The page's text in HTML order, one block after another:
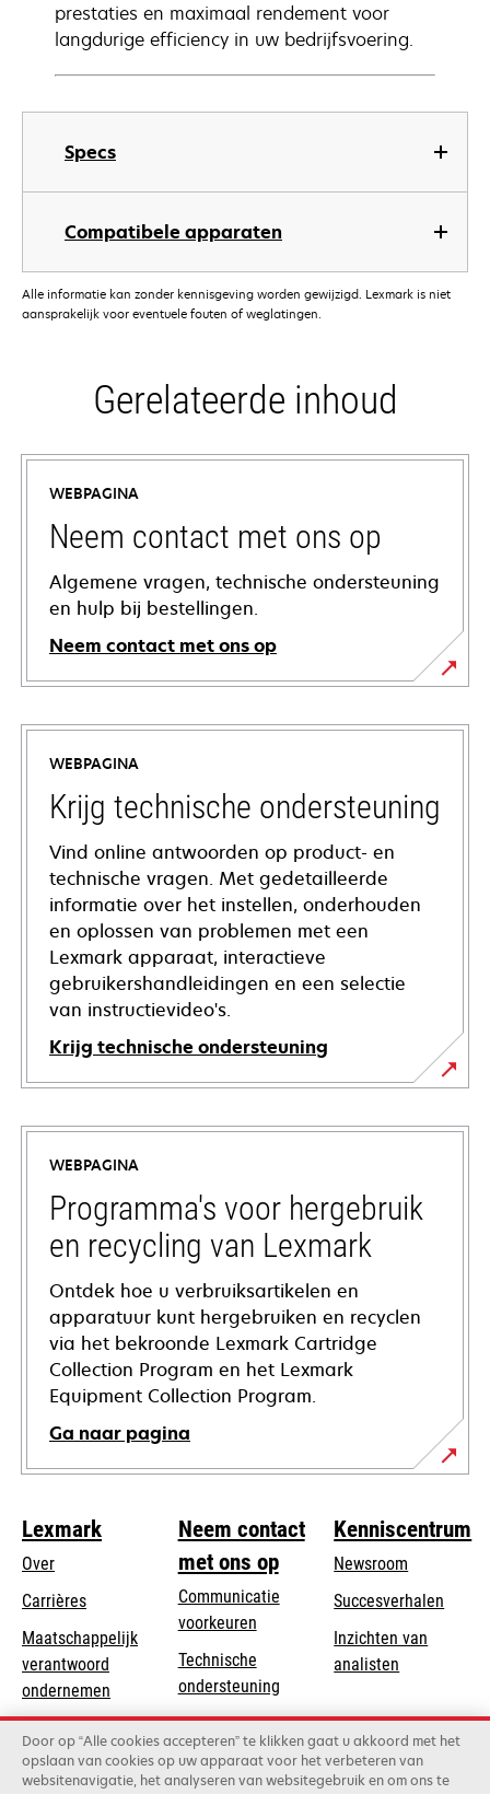
Specs
Compatibele apparaten
prestaties en maximaal rendement voor
langdurige efficiency in uw bedrijfsvoering.
Alle informatie kan zonder kennisgeving worden gewijzigd. Lexmark is niet
aansprakelijk voor eventuele fouten of weglatingen.
Gerelateerde inhoud
WEBPAGINA
Neem contact met ons op
Algemene vragen, technische ondersteuning
en hulp bij bestellingen.
Neem contact met ons op
WEBPAGINA
Krijg technische ondersteuning
Vind online antwoorden op product- en
technische vragen. Met gedetailleerde
informatie over het instellen, onderhouden
en oplossen van problemen met een
Lexmark apparaat, interactieve
gebruikershandleidingen en een selectie
van instructievideo's.
Krijg technische ondersteuning
opens
in
new
tab
WEBPAGINA
Programma's voor hergebruik
en recycling van Lexmark
Ontdek hoe u verbruiksartikelen en
apparatuur kunt hergebruiken en recyclen
via het bekroonde Lexmark Cartridge
Collection Program en het Lexmark
Equipment Collection Program.
Ga naar pagina
Lexmark
Over
Carrières
Maatschappelijk
verantwoord
ondernemen
in
a
new
Duurzaamheid
Lexmark Partners
Neem contact
met ons op
Communicatie
voorkeuren
Technische
ondersteuningopens
in
a
new
Product registratie
Vind een dealer
Kenniscentrum
Newsroom
Succesverhalen
Inzichten van
analisten
Door op “Alle cookies accepteren” te klikken gaat u akkoord met het
opslaan van cookies op uw apparaat voor het verbeteren van
websitenavigatie, het analyseren van websitegebruik en om ons te